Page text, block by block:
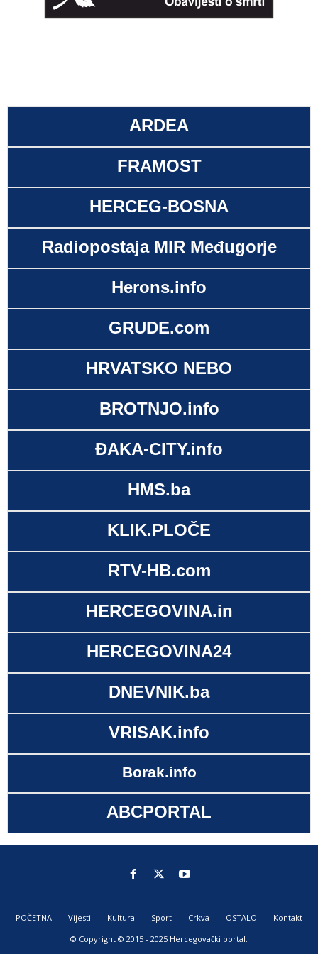
ARDEA
FRAMOST
HERCEG-BOSNA
Radiopostaja MIR Međugorje
Herons.info
GRUDE.com
HRVATSKO NEBO
BROTNJO.info
ĐAKA-CITY.info
HMS.ba
KLIK.PLOČE
RTV-HB.com
HERCEGOVINA.in
HERCEGOVINA24
DNEVNIK.ba
VRISAK.info
Borak.info
ABCPORTAL
POČETNA Vijesti Kultura Sport Crkva OSTALO
Kontakt
© Copyright © 2015 - 2025 Hercegovački portal.